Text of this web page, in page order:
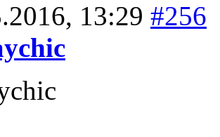
13:29 #256